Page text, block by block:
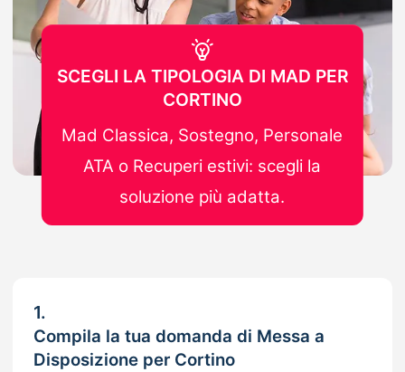
1.
Compila la tua domanda di Messa a
Disposizione per Cortino
SCEGLI LA TIPOLOGIA DI MAD PER
CORTINO
Mad Classica, Sostegno, Personale
ATA o Recuperi estivi: scegli la
soluzione più adatta.